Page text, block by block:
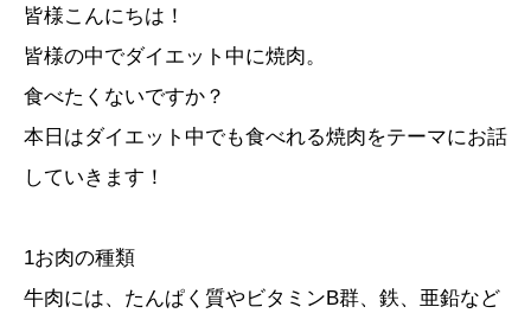
皆様こんにちは！
皆様の中でダイエット中に焼肉。
食べたくないですか？
本日はダイエット中でも食べれる焼肉をテーマにお話
していきます！
1お肉の種類
牛肉には、たんぱく質やビタミンB群、鉄、亜鉛など